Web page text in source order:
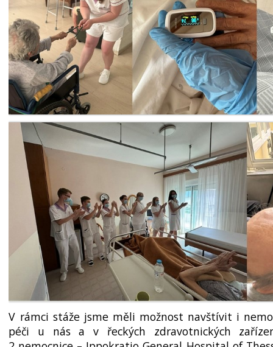
V rámci stáže jsme měli možnost navštívit i
péči u nás a v řeckých zdravotnic­kých